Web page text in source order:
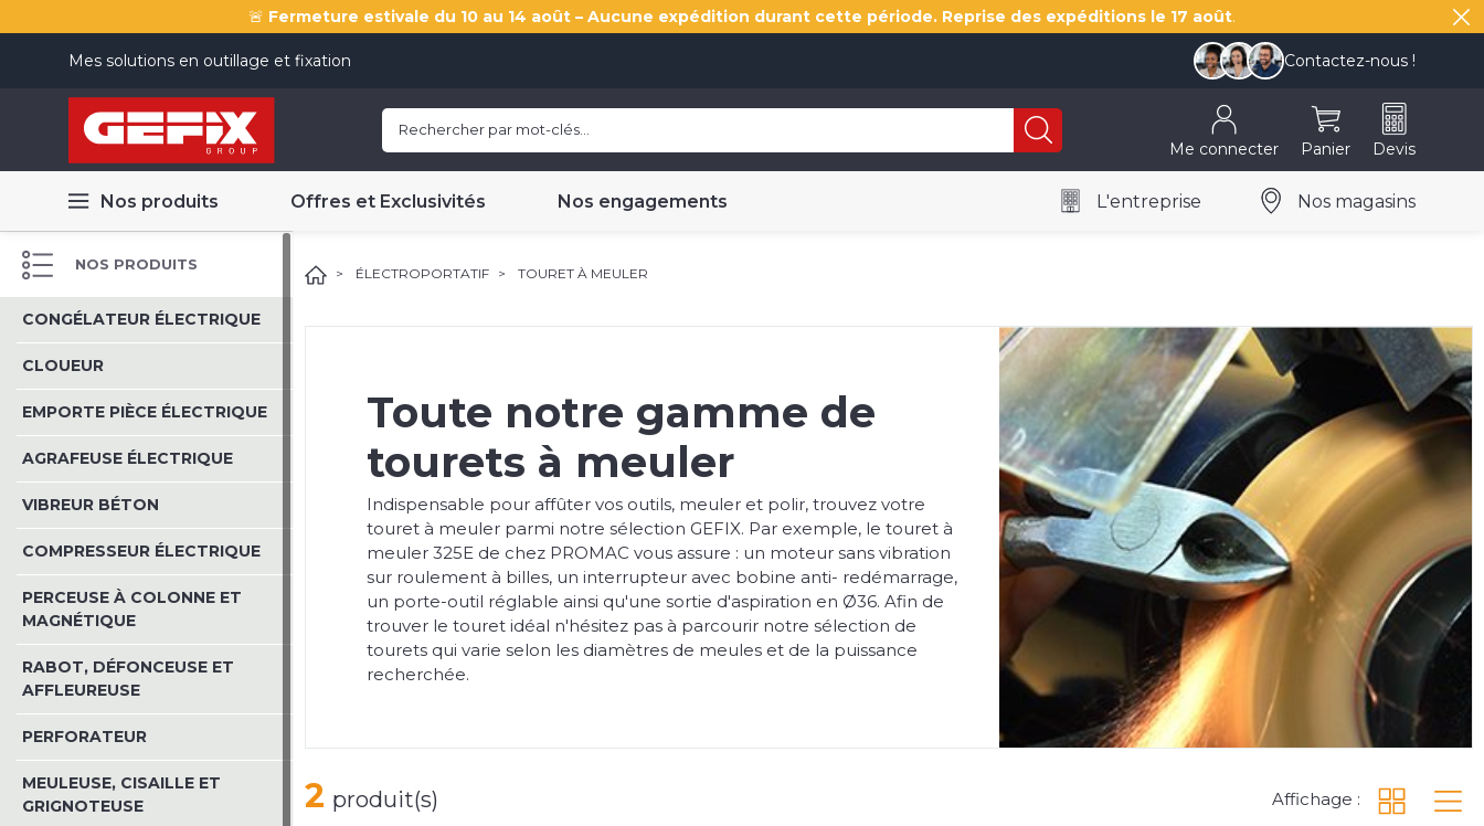
🚨 Fermeture estivale du 10 au 14 août – Aucune expédition durant cette période. Reprise des expéditions le 17 août.
Mes solutions en outillage et fixation Contactez-nous !
Me connecter Panier Devis
Nos produits Offres et Exclusivités Nos engagements L'entreprise Nos magasins
NOS PRODUITS
CONGÉLATEUR ÉLECTRIQUE
CLOUEUR
EMPORTE PIÈCE ÉLECTRIQUE
AGRAFEUSE ÉLECTRIQUE
VIBREUR BÉTON
COMPRESSEUR ÉLECTRIQUE
PERCEUSE À COLONNE ET
MAGNÉTIQUE
RABOT, DÉFONCEUSE ET
AFFLEUREUSE
PERFORATEUR
MEULEUSE, CISAILLE ET
GRIGNOTEUSE
ÉLECTROPORTATIF TOURET À MEULER
Toute notre gamme de
tourets à meuler
Indispensable pour affûter vos outils, meuler et polir, trouvez votre
touret à meuler parmi notre sélection GEFIX. Par exemple, le touret à
meuler 325E de chez PROMAC vous assure : un moteur sans vibration
sur roulement à billes, un interrupteur avec bobine anti- redémarrage,
un porte-outil réglable ainsi qu'une sortie d'aspiration en Ø36. Afin de
trouver le touret idéal n'hésitez pas à parcourir notre sélection de
tourets qui varie selon les diamètres de meules et de la puissance
recherchée.
2 produit(s) Affichage :